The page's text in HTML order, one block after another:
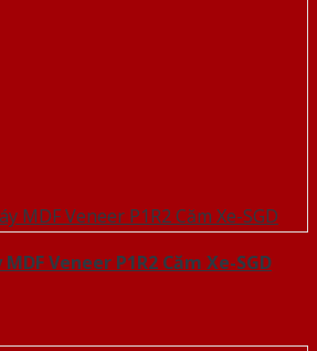
Veneer P1R2 Căm Xe-SGD